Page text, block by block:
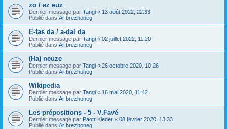
zo / ez euz
Dernier message par Tangi « 13 août 2022, 22:33
Publié dans Ar brezhoneg
E-fas da / a-dal da
Dernier message par Tangi « 02 juillet 2022, 11:20
Publié dans Ar brezhoneg
(Ha) neuze
Dernier message par Tangi « 26 octobre 2020, 10:26
Publié dans Ar brezhoneg
Wikipedia
Dernier message par Tangi « 16 mai 2020, 11:42
Publié dans Ar brezhoneg
Les prépositions - 5 - V.Favé
Dernier message par Paotr Kleder « 08 février 2020, 13:33
Publié dans Ar brezhoneg